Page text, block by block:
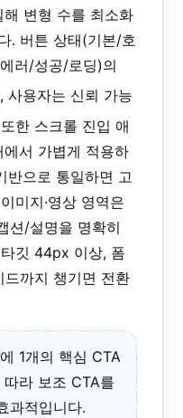
변형 수를 최소화
. 버튼 상태(기본/호
러/성공/로딩)의
사용자는 신뢰 가능
한 스크롤 진입 애
서 가볍게 적용하
반으로 통일하면 고
미지·영상 영역은
션/설명을 명확히
깃 44px 이상, 폼
까지 챙기면 전환
1개의 핵심 CTA
라 보조 CTA를
과적입니다.